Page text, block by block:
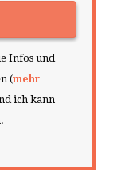
Infos und
(mehr
ich kann